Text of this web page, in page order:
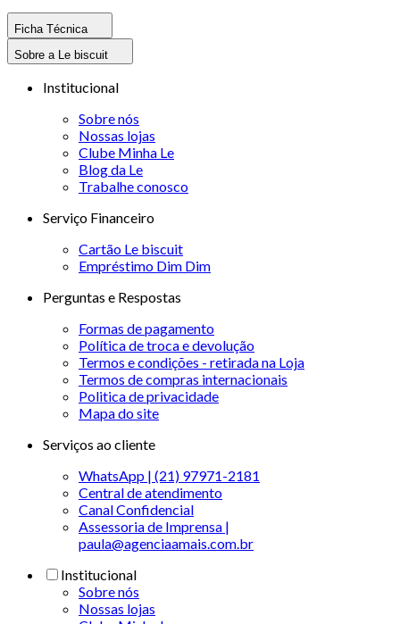
Ficha Técnica
Sobre a Le biscuit
Institucional
Sobre nós
Nossas lojas
Clube Minha Le
Blog da Le
Trabalhe conosco
Serviço Financeiro
Cartão Le biscuit
Empréstimo Dim Dim
Perguntas e Respostas
Formas de pagamento
Política de troca e devolução
Termos e condições - retirada na Loja
Termos de compras internacionais
Politica de privacidade
Mapa do site
Serviços ao cliente
WhatsApp | (21) 97971-2181
Central de atendimento
Canal Confidencial
Assessoria de Imprensa |
paula@agenciaamais.com.br
Institucional
Sobre nós
Nossas lojas